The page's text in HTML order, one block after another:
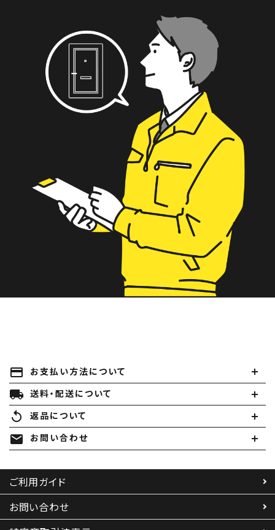
payment お支払い方法について
local_shipping 送料・配送について
replay 返品について
mail お問い合わせ
ご利用ガイド
お問い合わせ